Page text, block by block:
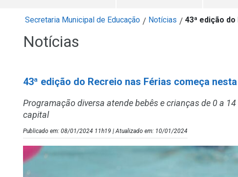
Secretaria Municipal de Educação / Notícias / 43ª edição
Notícias
43ª edição do Recreio nas Férias começa
Programação diversa atende bebês e crianças de 0 a
capital
Publicado em: 08/01/2024 11h19 | Atualizado em: 10/01/2024